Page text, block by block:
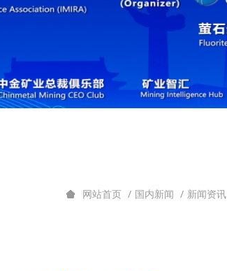
新闻资讯
国内新闻
网站首页